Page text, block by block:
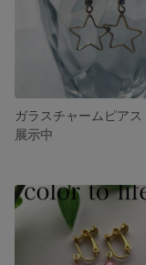
ガラスチャームピアス
展示中